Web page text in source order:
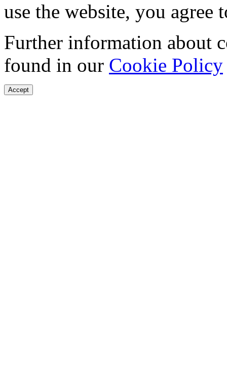
use the website, you agree
Further information about
found in our Cookie Policy
Accept